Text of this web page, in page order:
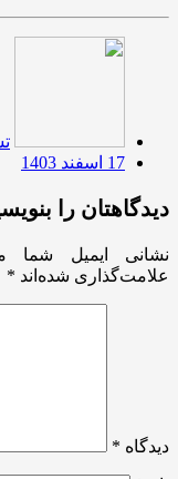
17 اسفند 1403
دیدگاهتان را
نشانی ایمیل شما
علامت‌گذاری شده‌اند *
دیدگاه *